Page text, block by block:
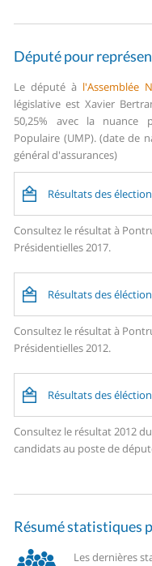
Député pour
Le député à l'Assemblée
législative est Xavier
50,25% avec la nuance
Populaire (UMP). (date de
général d'assurances)
Résultats des
Consultez le résultat à
Présidentielles 2017.
Résultats des
Consultez le résultat à
Présidentielles 2012.
Résultats des
Consultez le résultat 2012
candidats au poste de
Résumé statistiques
Les dernières